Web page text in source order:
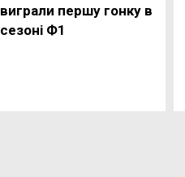
виграли першу гонку в
сезоні Ф1